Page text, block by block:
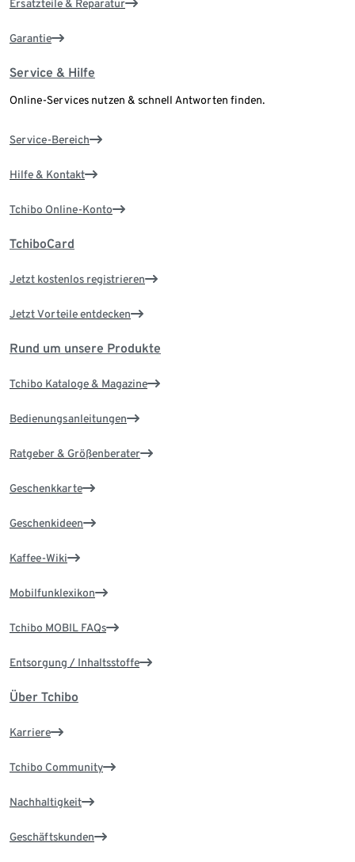
Ersatzteile & Reparatur
Garantie
Service & Hilfe
Online-Services nutzen & schnell Antworten finden.
Service-Bereich
Hilfe & Kontakt
Tchibo Online-Konto
TchiboCard
Jetzt kostenlos registrieren
Jetzt Vorteile entdecken
Rund um unsere Produkte
Tchibo Kataloge & Magazine
Bedienungsanleitungen
Ratgeber & Größenberater
Geschenkkarte
Geschenkideen
Kaffee-Wiki
Mobilfunklexikon
Tchibo MOBIL FAQs
Entsorgung / Inhaltsstoffe
Über Tchibo
Karriere
Tchibo Community
Nachhaltigkeit
Geschäftskunden